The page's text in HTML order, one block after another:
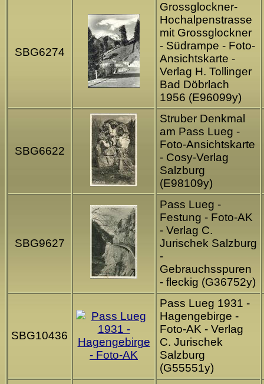
SBG6274
Grossglockner-
Hochalpenstrasse
mit Grossglockner
- Südrampe - Foto-
Ansichtskarte -
Verlag H. Tollinger
Bad Döbrlach
1956 (E96099y)
SBG6622
Struber Denkmal
am Pass Lueg -
Foto-Ansichtskarte
- Cosy-Verlag
Salzburg
(E98109y)
SBG9627
Pass Lueg -
Festung - Foto-AK
- Verlag C.
Jurischek Salzburg
-
Gebrauchsspuren
- fleckig (G36752y)
SBG10436
Pass Lueg 1931 -
Hagengebirge -
Foto-AK - Verlag
C. Jurischek
Salzburg
(G55551y)